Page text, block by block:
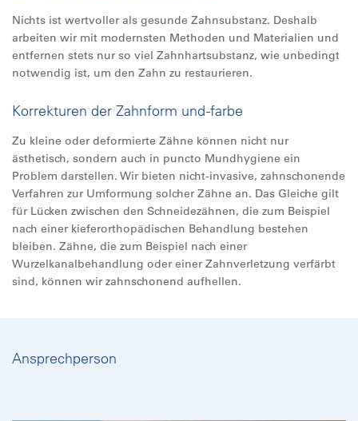
Nichts ist wertvoller als gesunde Zahnsubstanz. Deshalb
arbeiten wir mit modernsten Methoden und Materialien und
entfernen stets nur so viel Zahnhartsubstanz, wie unbedingt
notwendig ist, um den Zahn zu restaurieren.
Korrekturen der Zahnform und -farbe
Zu kleine oder deformierte Zähne können nicht nur
ästhetisch, sondern auch in puncto Mundhygiene ein
Problem darstellen. Wir bieten nicht-invasive, zahnschonende
Verfahren zur Umformung solcher Zähne an. Das Gleiche gilt
für Lücken zwischen den Schneidezähnen, die zum Beispiel
nach einer kieferorthopädischen Behandlung bestehen
bleiben. Zähne, die zum Beispiel nach einer
Wurzelkanalbehandlung oder einer Zahnverletzung verfärbt
sind, können wir zahnschonend aufhellen.
Ansprechperson